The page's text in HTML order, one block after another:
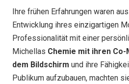
Ihre frühen Erfahrungen waren
Entwicklung ihres einzigartigen
Professionalität mit einer
Michellas Chemie mit ihren
dem Bildschirm und ihre
Publikum aufzubauen, machten